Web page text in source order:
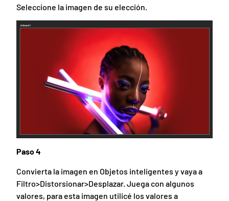
Seleccione la imagen de su elección.
Paso 4
Convierta la imagen en Objetos inteligentes y vaya a
Filtro>Distorsionar>Desplazar. Juega con algunos
valores, para esta imagen utilicé los valores a